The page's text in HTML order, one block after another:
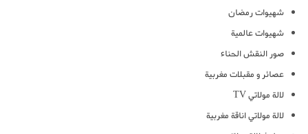
شهيوات رمضان
شهيوات عالمية
صور النقش الحناء
عصائر و مقبلات مغربية
لالة مولاتي TV
لالة مولاتي اناقة مغربية